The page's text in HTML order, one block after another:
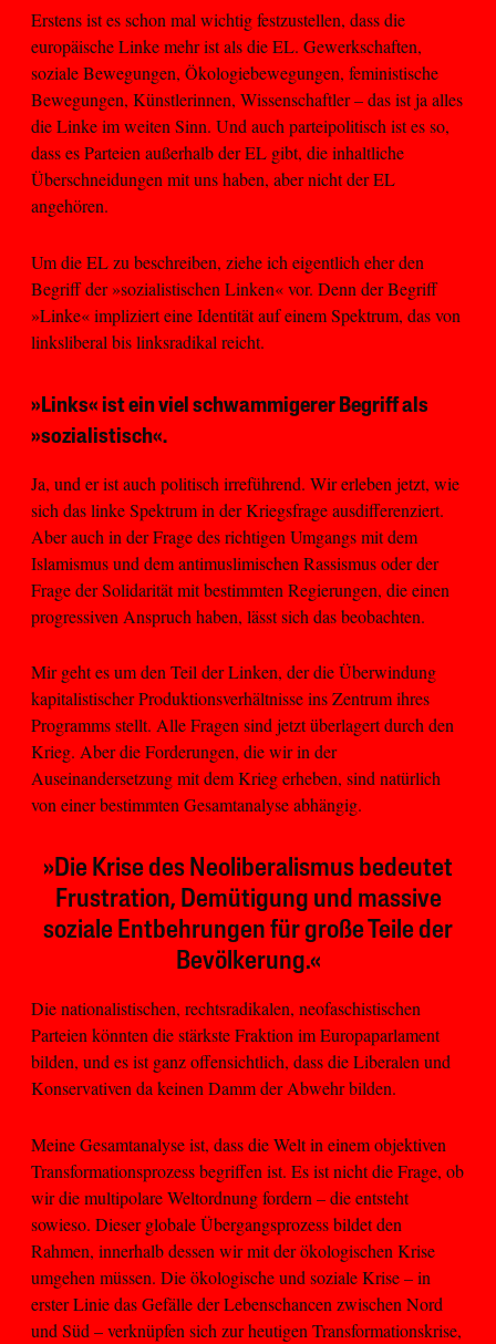
Erstens ist es schon mal wichtig festzustellen, dass die
europäische Linke mehr ist als die EL. Gewerkschaften,
soziale Bewegungen, Ökologiebewegungen, feministische
Bewegungen, Künstlerinnen, Wissenschaftler – das ist ja alles
die Linke im weiten Sinn. Und auch parteipolitisch ist es so,
dass es Parteien außerhalb der EL gibt, die inhaltliche
Überschneidungen mit uns haben, aber nicht der EL
angehören.
Um die EL zu beschreiben, ziehe ich eigentlich eher den
Begriff der »sozialistischen Linken« vor. Denn der Begriff
»Linke« impliziert eine Identität auf einem Spektrum, das von
linksliberal bis linksradikal reicht.
»Links« ist ein viel schwammigerer Begriff als
»sozialistisch«.
Ja, und er ist auch politisch irreführend. Wir erleben jetzt, wie
sich das linke Spektrum in der Kriegsfrage ausdifferenziert.
Aber auch in der Frage des richtigen Umgangs mit dem
Islamismus und dem antimuslimischen Rassismus oder der
Frage der Solidarität mit bestimmten Regierungen, die einen
progressiven Anspruch haben, lässt sich das beobachten.
Mir geht es um den Teil der Linken, der die Überwindung
kapitalistischer Produktionsverhältnisse ins Zentrum ihres
Programms stellt. Alle Fragen sind jetzt überlagert durch den
Krieg. Aber die Forderungen, die wir in der
Auseinandersetzung mit dem Krieg erheben, sind natürlich
von einer bestimmten Gesamtanalyse abhängig.
»Die Krise des Neoliberalismus bedeutet
Frustration, Demütigung und massive
soziale Entbehrungen für große Teile der
Bevölkerung.«
Die nationalistischen, rechtsradikalen, neofaschistischen
Parteien könnten die stärkste Fraktion im Europaparlament
bilden, und es ist ganz offensichtlich, dass die Liberalen und
Konservativen da keinen Damm der Abwehr bilden.
Meine Gesamtanalyse ist, dass die Welt in einem objektiven
Transformationsprozess begriffen ist. Es ist nicht die Frage, ob
wir die multipolare Weltordnung fordern – die entsteht
sowieso. Dieser globale Übergangsprozess bildet den
Rahmen, innerhalb dessen wir mit der ökologischen Krise
umgehen müssen. Die ökologische und soziale Krise – in
erster Linie das Gefälle der Lebenschancen zwischen Nord
und Süd – verknüpfen sich zur heutigen Transformationskrise,